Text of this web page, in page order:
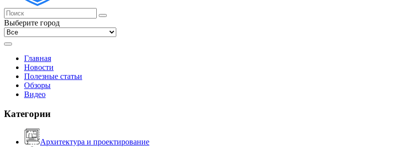
Выберите город
Главная
Новости
Полезные статьи
Обзоры
Видео
Категории
Архитектура и проектирование